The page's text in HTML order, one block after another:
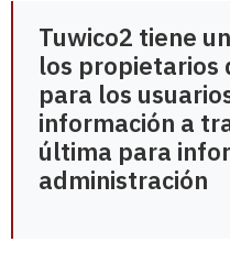
Tuwico2 tiene
los propietarios
para los
información a
última para
administración